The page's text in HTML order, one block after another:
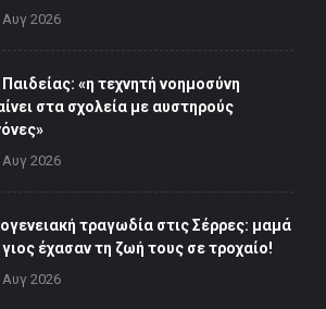
Αυγ 2026
«η τεχνητή νοημοσύνη
στα σχολεία με αυστηρούς
Αυγ 2026
τραγωδία στις Σέρρες: μαμά
γιος έχασαν τη ζωή τους σε τροχαίο!
Αυγ 2026